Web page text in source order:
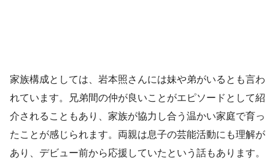
家族構成としては、岩本照さんには妹や弟がいるとも言わ
れています。兄弟間の仲が良いことがエピソードとして紹
介されることもあり、家族が協力し合う温かい家庭で育っ
たことが感じられます。両親は息子の芸能活動にも理解が
あり、デビュー前から応援していたという話もあります。